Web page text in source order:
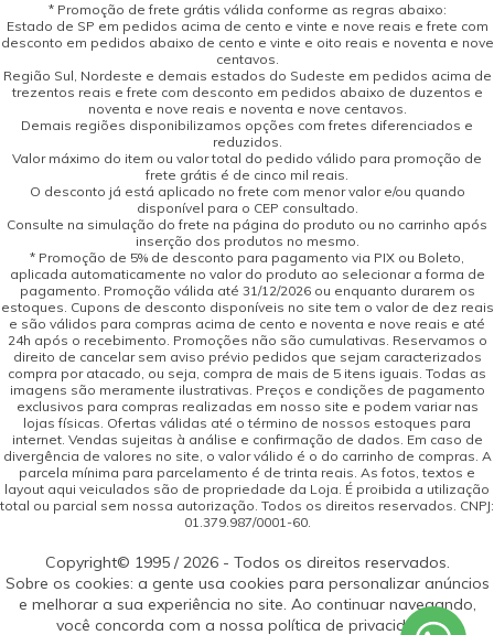
* Promoção de frete grátis válida conforme as regras abaixo:
Estado de SP em pedidos acima de cento e vinte e nove reais e frete com
desconto em pedidos abaixo de cento e vinte e oito reais e noventa e nove
centavos.
Região Sul, Nordeste e demais estados do Sudeste em pedidos acima de
trezentos reais e frete com desconto em pedidos abaixo de duzentos e
noventa e nove reais e noventa e nove centavos.
Demais regiões disponibilizamos opções com fretes diferenciados e
reduzidos.
Valor máximo do item ou valor total do pedido válido para promoção de
frete grátis é de cinco mil reais.
O desconto já está aplicado no frete com menor valor e/ou quando
disponível para o CEP consultado.
Consulte na simulação do frete na página do produto ou no carrinho após
inserção dos produtos no mesmo.
* Promoção de 5% de desconto para pagamento via PIX ou Boleto,
aplicada automaticamente no valor do produto ao selecionar a forma de
pagamento. Promoção válida até 31/12/2026 ou enquanto durarem os
estoques. Cupons de desconto disponíveis no site tem o valor de dez reais
e são válidos para compras acima de cento e noventa e nove reais e até
24h após o recebimento. Promoções não são cumulativas. Reservamos o
direito de cancelar sem aviso prévio pedidos que sejam caracterizados
compra por atacado, ou seja, compra de mais de 5 itens iguais. Todas as
imagens são meramente ilustrativas. Preços e condições de pagamento
exclusivos para compras realizadas em nosso site e podem variar nas
lojas físicas. Ofertas válidas até o término de nossos estoques para
internet. Vendas sujeitas à análise e confirmação de dados. Em caso de
divergência de valores no site, o valor válido é o do carrinho de compras. A
parcela mínima para parcelamento é de trinta reais. As fotos, textos e
layout aqui veiculados são de propriedade da Loja. É proibida a utilização
total ou parcial sem nossa autorização. Todos os direitos reservados. CNPJ:
01.379.987/0001-60.
Copyright© 1995 / 2026 - Todos os direitos reservados.
Sobre os cookies: a gente usa cookies para personalizar anúncios
e melhorar a sua experiência no site. Ao continuar navegando,
você concorda com a nossa política de privacidade.